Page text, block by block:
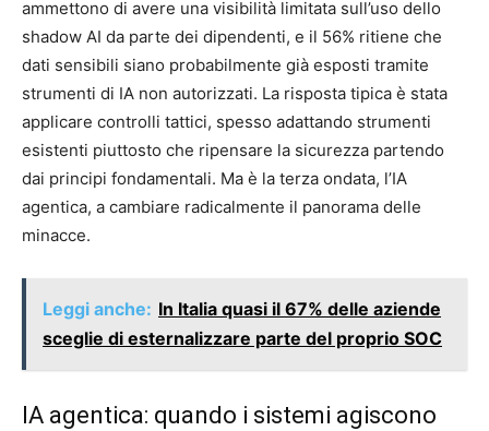
ammettono di avere una visibilità limitata sull’uso dello
shadow AI da parte dei dipendenti, e il 56% ritiene che
dati sensibili siano probabilmente già esposti tramite
strumenti di IA non autorizzati. La risposta tipica è stata
applicare controlli tattici, spesso adattando strumenti
esistenti piuttosto che ripensare la sicurezza partendo
dai principi fondamentali. Ma è la terza ondata, l’IA
agentica, a cambiare radicalmente il panorama delle
minacce.
Leggi anche: In Italia quasi il 67% delle aziende
sceglie di esternalizzare parte del proprio SOC
IA agentica: quando i sistemi agiscono